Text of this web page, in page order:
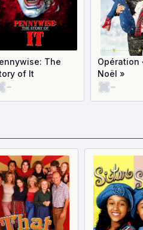
The
of It
-
Opération
Noël »
-